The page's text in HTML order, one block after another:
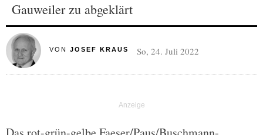
Gauweiler zu abgeklärt
VON JOSEF KRAUS So, 24. Juli 2022